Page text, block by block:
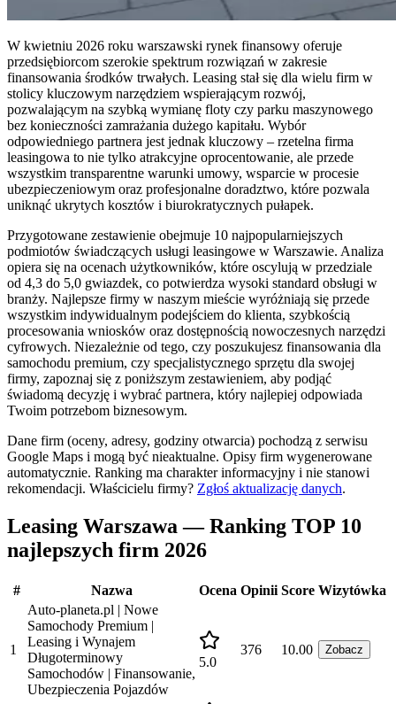
W kwietniu 2026 roku warszawski rynek finansowy oferuje
przedsiębiorcom szerokie spektrum rozwiązań w zakresie
finansowania środków trwałych. Leasing stał się dla wielu firm w
stolicy kluczowym narzędziem wspierającym rozwój,
pozwalającym na szybką wymianę floty czy parku maszynowego
bez konieczności zamrażania dużego kapitału. Wybór
odpowiedniego partnera jest jednak kluczowy – rzetelna firma
leasingowa to nie tylko atrakcyjne oprocentowanie, ale przede
wszystkim transparentne warunki umowy, wsparcie w procesie
ubezpieczeniowym oraz profesjonalne doradztwo, które pozwala
uniknąć ukrytych kosztów i biurokratycznych pułapek.
Przygotowane zestawienie obejmuje 10 najpopularniejszych
podmiotów świadczących usługi leasingowe w Warszawie. Analiza
opiera się na ocenach użytkowników, które oscylują w przedziale
od 4,3 do 5,0 gwiazdek, co potwierdza wysoki standard obsługi w
branży. Najlepsze firmy w naszym mieście wyróżniają się przede
wszystkim indywidualnym podejściem do klienta, szybkością
procesowania wniosków oraz dostępnością nowoczesnych narzędzi
cyfrowych. Niezależnie od tego, czy poszukujesz finansowania dla
samochodu premium, czy specjalistycznego sprzętu dla swojej
firmy, zapoznaj się z poniższym zestawieniem, aby podjąć
świadomą decyzję i wybrać partnera, który najlepiej odpowiada
Twoim potrzebom biznesowym.
Dane firm (oceny, adresy, godziny otwarcia) pochodzą z serwisu
Google Maps i mogą być nieaktualne. Opisy firm wygenerowane
automatycznie. Ranking ma charakter informacyjny i nie stanowi
rekomendacji. Właścicielu firmy? Zgłoś aktualizację danych.
Leasing Warszawa — Ranking TOP 10
najlepszych firm 2026
# Nazwa Ocena Opinii Score Wizytówka
1
Auto-planeta.pl | Nowe
Samochody Premium |
Leasing i Wynajem
Długoterminowy
Samochodów | Finansowanie,
Ubezpieczenia Pojazdów
5.0
376 10.00 Zobacz